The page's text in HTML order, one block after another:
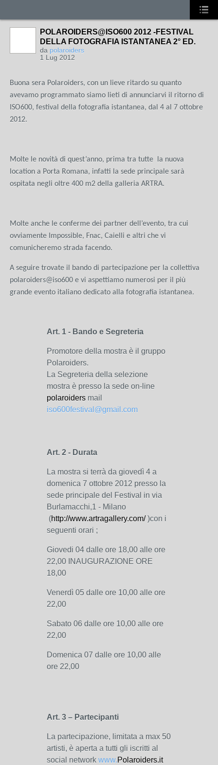
POLAROIDERS@ISO600 2012 -FESTIVAL
DELLA FOTOGRAFIA ISTANTANEA 2° ED.
da polaroiders
1 Lug 2012
Buona sera Polaroiders, con un lieve ritardo su quanto
avevamo programmato siamo lieti di annunciarvi il ritorno di
ISO600, festival della fotografia istantanea, dal 4 al 7 ottobre
2012.
Molte le novità di quest’anno, prima tra tutte la nuova
location a Porta Romana, infatti la sede principale sarà
ospitata negli oltre 400 m2 della galleria ARTRA.
Molte anche le conferme dei partner dell’evento, tra cui
ovviamente Impossible, Fnac, Caielli e altri che vi
comunicheremo strada facendo.
A seguire trovate il bando di partecipazione per la collettiva
polaroiders@iso600 e vi aspettiamo numerosi per il più
grande evento italiano dedicato alla fotografia istantanea.
Art. 1 - Bando e Segreteria
Promotore della mostra è il gruppo
Polaroiders.
La Segreteria della selezione
mostra è presso la sede on-line
polaroiders mail
iso600festival@gmail.com
Art. 2 - Durata
La mostra si terrà da giovedì 4 a
domenica 7 ottobre 2012 presso la
sede principale del Festival in via
Burlamacchi,1 - Milano
(http://www.artragallery.com/ )con i
seguenti orari ;
Giovedi 04 dalle ore 18,00 alle ore
22,00 INAUGURAZIONE ORE
18,00
Venerdì 05 dalle ore 10,00 alle ore
22,00
Sabato 06 dalle ore 10,00 alle ore
22,00
Domenica 07 dalle ore 10,00 alle
ore 22,00
Art. 3 – Partecipanti
La partecipazione, limitata a max 50
artisti, è aperta a tutti gli iscritti al
social network www.Polaroiders.it